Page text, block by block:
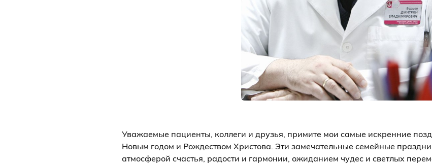
Уважаемые пациенты, коллеги и друзья, примите мои самые искренние
Новым годом и Рождеством Христова. Эти замечательные семейные
атмосферой счастья, радости и гармонии, ожиданием чудес и светлых